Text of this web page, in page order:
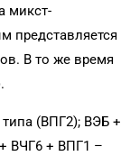
микст-
представляется
В то же время
типа (ВПГ2); ВЭБ +
ВЧГ6 + ВПГ1 –